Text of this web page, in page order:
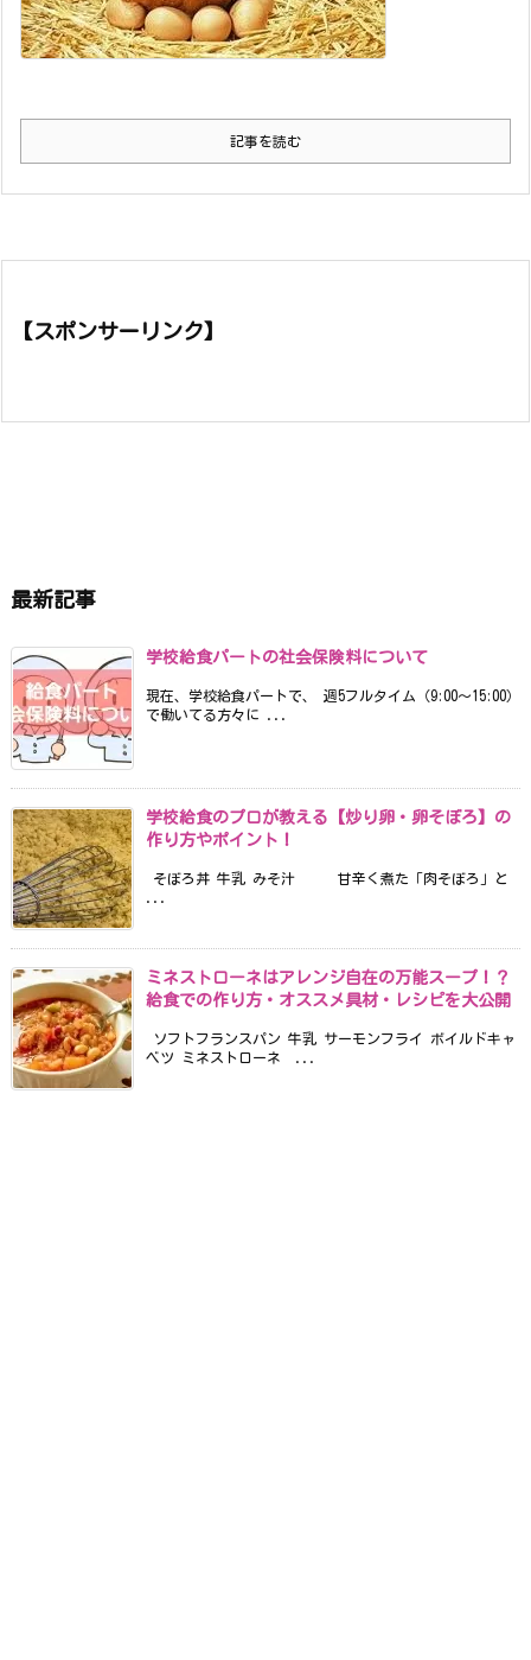
記事を読む
【スポンサーリンク】
最新記事
学校給食パートの社会保険料について
現在、学校給食パートで、 週5フルタイム（9:00〜15:00）
で働いてる方々に ...
学校給食のプロが教える【炒り卵・卵そぼろ】の
作り方やポイント！
そぼろ丼 牛乳 みそ汁 甘辛く煮た「肉そぼろ」と
ミネストローネはアレンジ自在の万能スープ！？
給食での作り方・オススメ具材・レシピを大公開
ソフトフランスパン 牛乳 サーモンフライ ボイルドキャ
ベツ ミネストローネ ...